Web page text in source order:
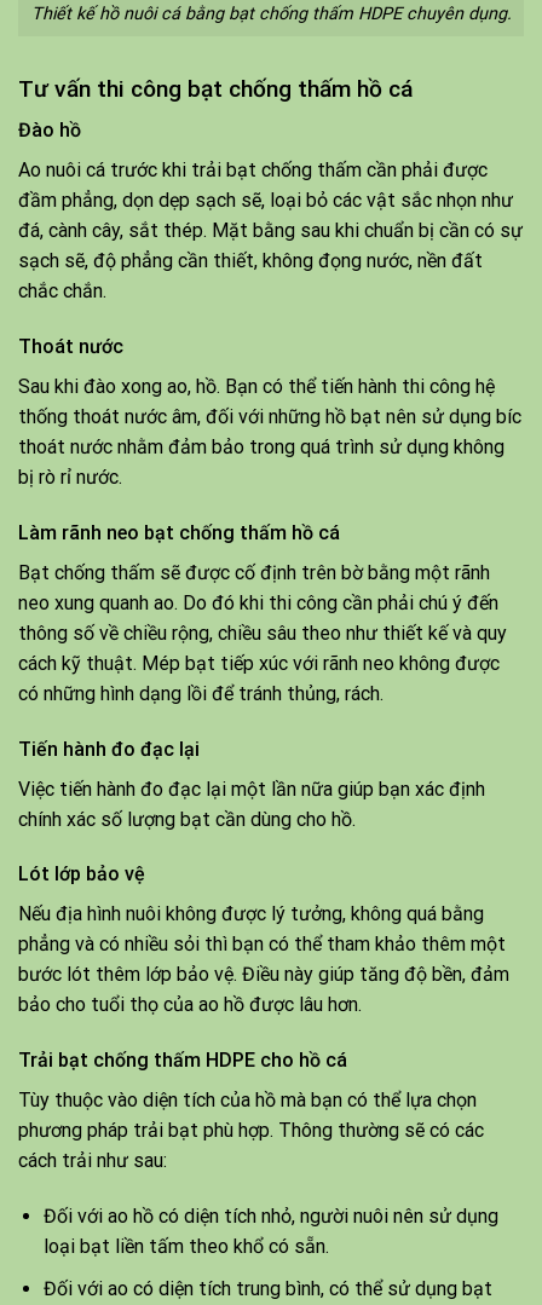
Thiết kế hồ nuôi cá bằng bạt chống thấm HDPE chuyên dụng.
Tư vấn thi công bạt chống thấm hồ cá
Đào hồ
Ao nuôi cá trước khi trải bạt chống thấm cần phải được
đầm phẳng, dọn dẹp sạch sẽ, loại bỏ các vật sắc nhọn như
đá, cành cây, sắt thép. Mặt bằng sau khi chuẩn bị cần có sự
sạch sẽ, độ phẳng cần thiết, không đọng nước, nền đất
chắc chắn.
Thoát nước
Sau khi đào xong ao, hồ. Bạn có thể tiến hành thi công hệ
thống thoát nước âm, đối với những hồ bạt nên sử dụng bíc
thoát nước nhằm đảm bảo trong quá trình sử dụng không
bị rò rỉ nước.
Làm rãnh neo bạt chống thấm hồ cá
Bạt chống thấm sẽ được cố định trên bờ bằng một rãnh
neo xung quanh ao. Do đó khi thi công cần phải chú ý đến
thông số về chiều rộng, chiều sâu theo như thiết kế và quy
cách kỹ thuật. Mép bạt tiếp xúc với rãnh neo không được
có những hình dạng lồi để tránh thủng, rách.
Tiến hành đo đạc lại
Việc tiến hành đo đạc lại một lần nữa giúp bạn xác định
chính xác số lượng bạt cần dùng cho hồ.
Lót lớp bảo vệ
Nếu địa hình nuôi không được lý tưởng, không quá bằng
phẳng và có nhiều sỏi thì bạn có thể tham khảo thêm một
bước lót thêm lớp bảo vệ. Điều này giúp tăng độ bền, đảm
bảo cho tuổi thọ của ao hồ được lâu hơn.
Trải bạt chống thấm HDPE cho hồ cá
Tùy thuộc vào diện tích của hồ mà bạn có thể lựa chọn
phương pháp trải bạt phù hợp. Thông thường sẽ có các
cách trải như sau:
Đối với ao hồ có diện tích nhỏ, người nuôi nên sử dụng
loại bạt liền tấm theo khổ có sẵn.
Đối với ao có diện tích trung bình, có thể sử dụng bạt